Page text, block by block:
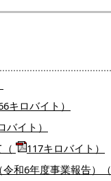
キロバイト）
バイト）
117キロバイト）
和6年度事業報告）（